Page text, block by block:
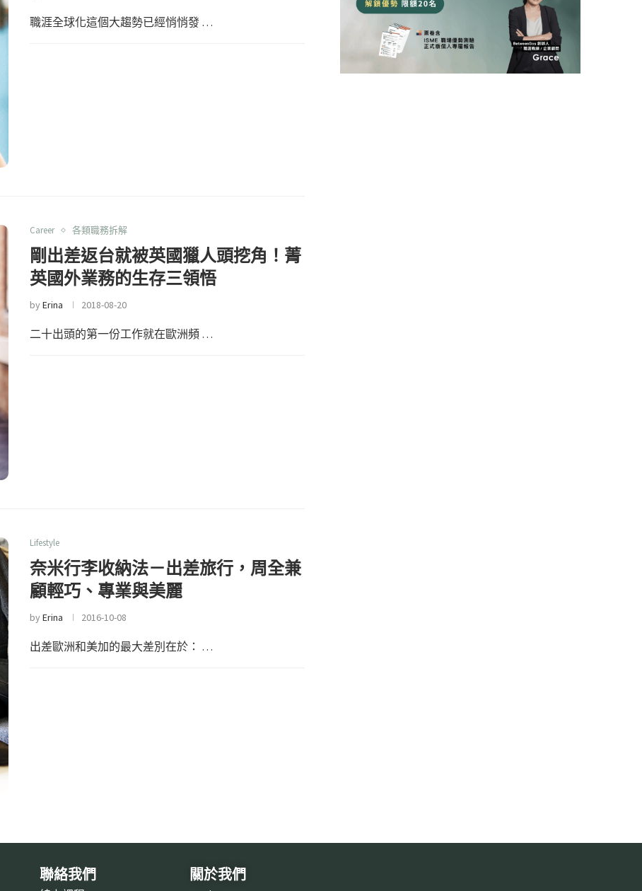
職涯全球化這個大趨勢已經悄悄發 …
Career 各類職務拆解
剛出差返台就被英國獵人頭挖角！菁
英國外業務的生存三領悟
byErina 2018-08-20
二十出頭的第一份工作就在歐洲頻 …
Lifestyle
奈米行李收納法－出差旅行，周全兼
顧輕巧、專業與美麗
byErina 2016-10-08
出差歐洲和美加的最大差別在於： …
聯絡我們 關於我們